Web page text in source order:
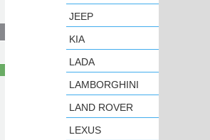
JEEP
KIA
LADA
LAMBORGHINI
LAND ROVER
LEXUS